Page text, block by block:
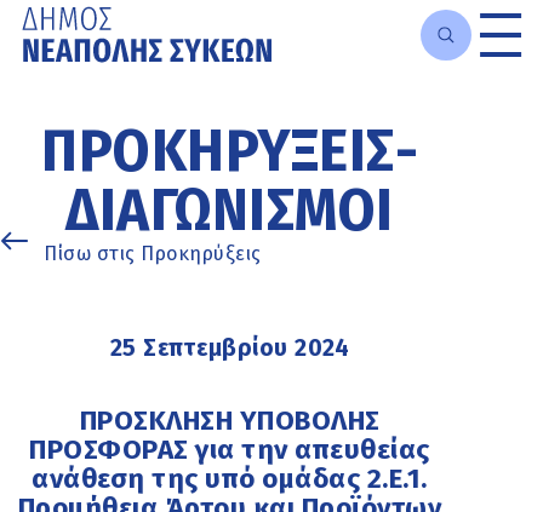
κυρίως
περιεχόμενο
ΠΡΟΚΗΡΎΞΕΙΣ-
ΔΙΑΓΩΝΙΣΜΟΊ
Πίσω στις Προκηρύξεις
25 Σεπτεμβρίου 2024
ΠΡΟΣΚΛΗΣΗ ΥΠΟΒΟΛΗΣ
ΠΡΟΣΦΟΡΑΣ για την απευθείας
ανάθεση της υπό ομάδας 2.Ε.1.